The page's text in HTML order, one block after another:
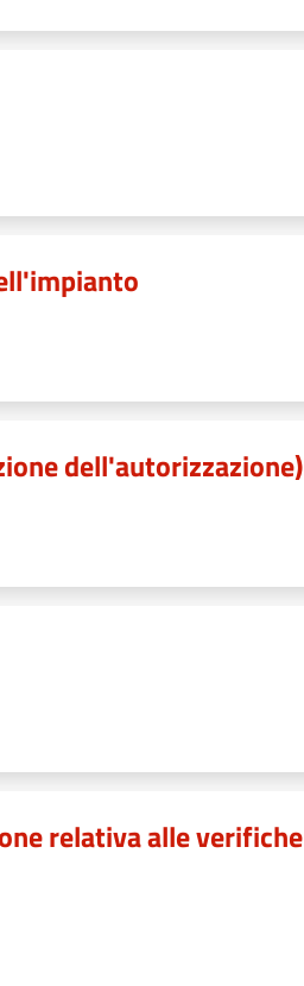
dell'autorizzazione)
relativa alle verifiche